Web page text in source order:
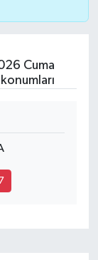
Cuma